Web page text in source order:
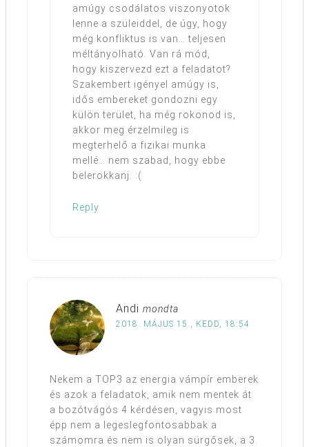
amúgy csodálatos viszonyotok
lenne a szüleiddel, de úgy, hogy
még konfliktus is van… teljesen
méltányolható. Van rá mód,
hogy kiszervezd ezt a feladatot?
Szakembert igényel amúgy is,
idős embereket gondozni egy
külön terület, ha még rokonod is,
akkor meg érzelmileg is
megterhelő a fizikai munka
mellé… nem szabad, hogy ebbe
belerokkanj. :(
Reply
Andi mondta
2018. MÁJUS 15., KEDD, 18:54
Nekem a TOP3 az energia vámpír emberek
és azok a feladatok, amik nem mentek át
a bozótvágós 4 kérdésen, vagyis most
épp nem a legeslegfontosabbak a
számomra és nem is olyan sürgősek, a 3.